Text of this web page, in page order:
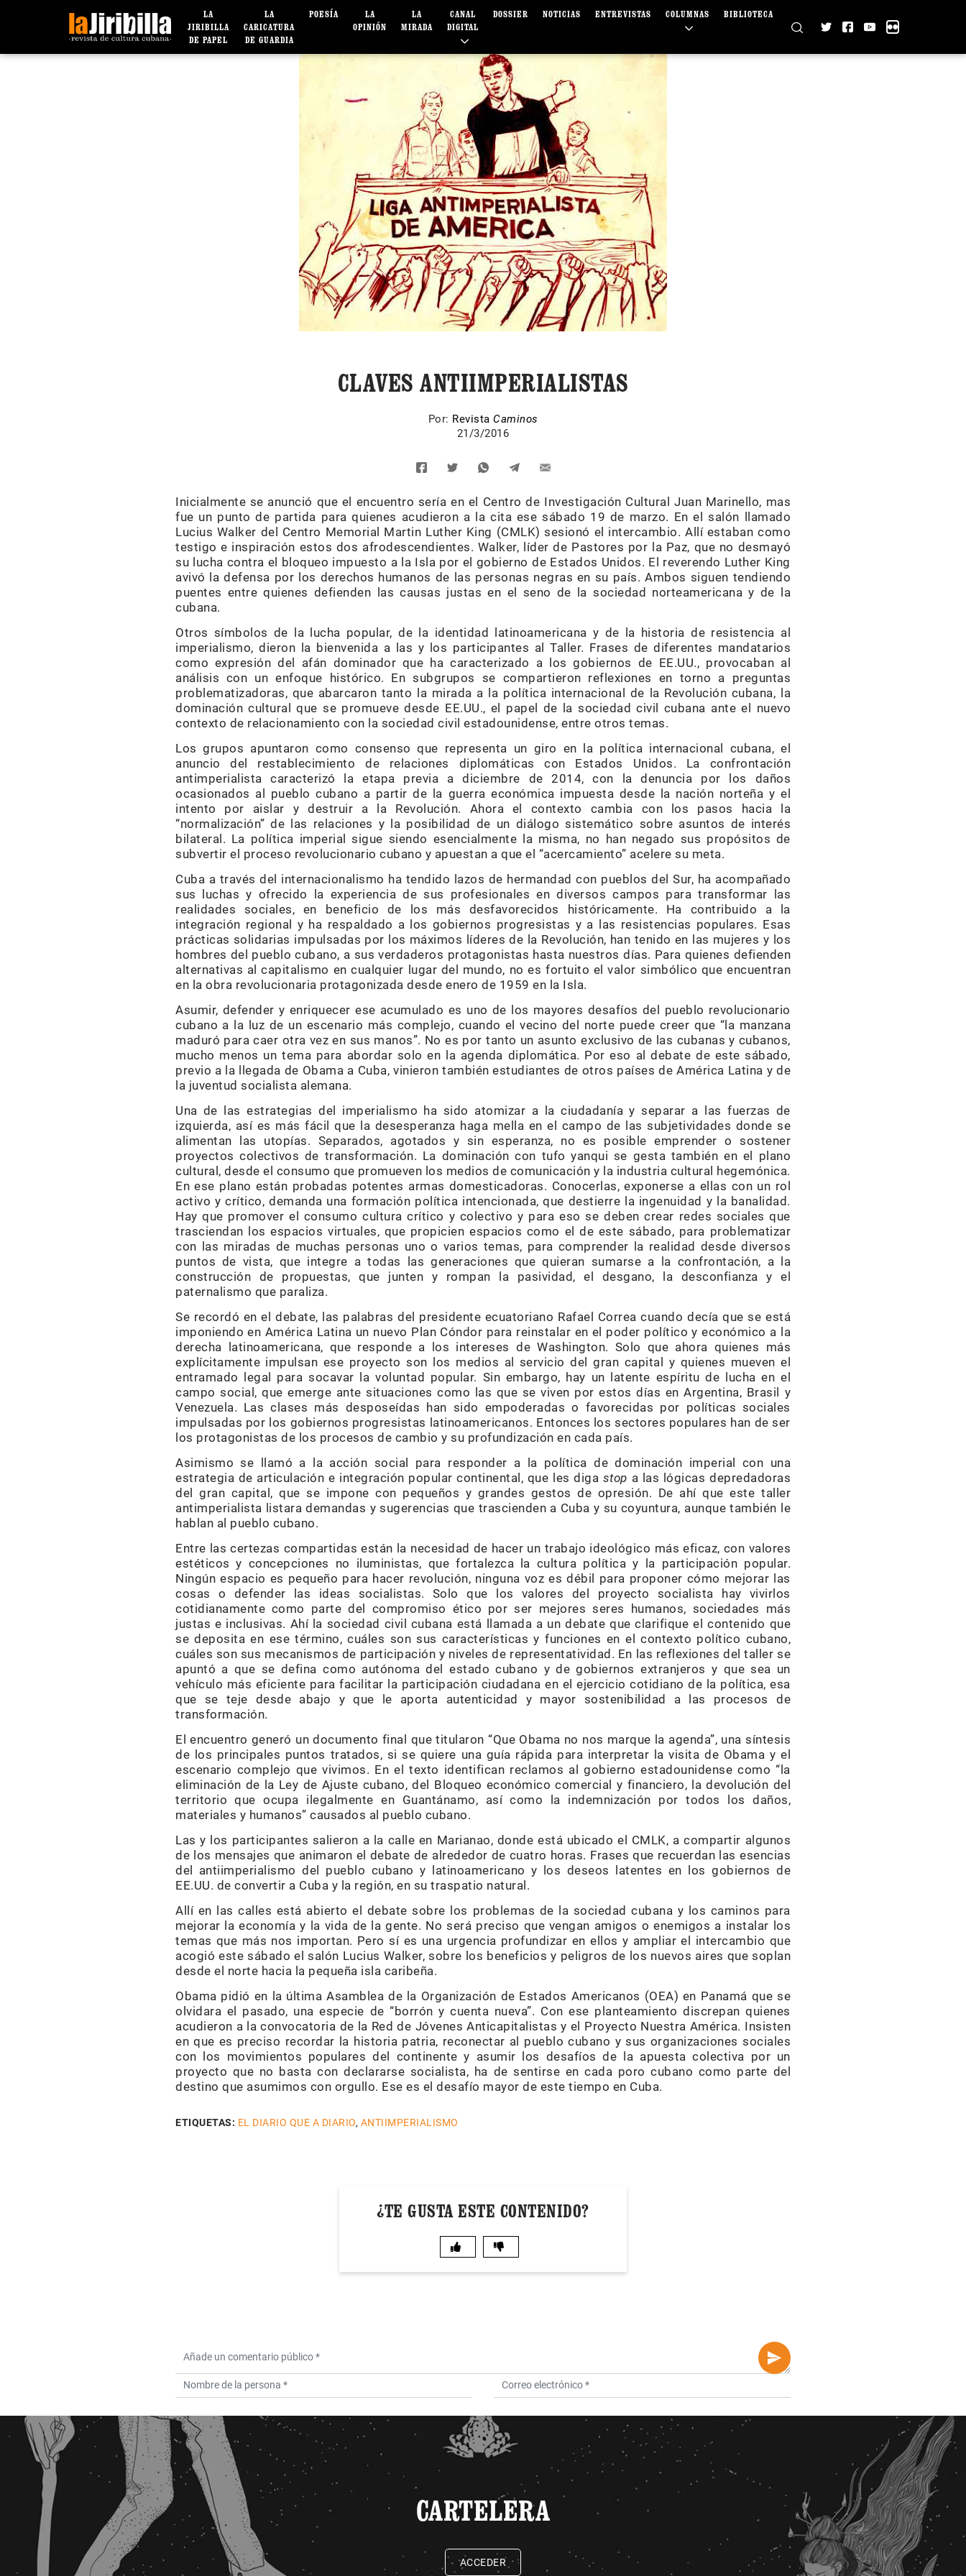
LA
JIRIBILLA
DE PAPEL
LA
CARICATURA
DE GUARDIA
POESÍA
LA
OPINIÓN
LA
MIRADA
CANAL
DIGITAL
DOSSIER NOTICIAS ENTREVISTAS COLUMNAS BIBLIOTECA
CLAVES ANTIIMPERIALISTAS
Por: Revista Caminos
21/3/2016
Inicialmente se anunció que el encuentro sería en el Centro de Investigación Cultural Juan Marinello, mas
fue un punto de partida para quienes acudieron a la cita ese sábado 19 de marzo. En el salón llamado
Lucius Walker del Centro Memorial Martin Luther King (CMLK) sesionó el intercambio. Allí estaban como
testigo e inspiración estos dos afrodescendientes. Walker, líder de Pastores por la Paz, que no desmayó
su lucha contra el bloqueo impuesto a la Isla por el gobierno de Estados Unidos. El reverendo Luther King
avivó la defensa por los derechos humanos de las personas negras en su país. Ambos siguen tendiendo
puentes entre quienes defienden las causas justas en el seno de la sociedad norteamericana y de la
cubana.
Otros símbolos de la lucha popular, de la identidad latinoamericana y de la historia de resistencia al
imperialismo, dieron la bienvenida a las y los participantes al Taller. Frases de diferentes mandatarios
como expresión del afán dominador que ha caracterizado a los gobiernos de EE.UU., provocaban al
análisis con un enfoque histórico. En subgrupos se compartieron reflexiones en torno a preguntas
problematizadoras, que abarcaron tanto la mirada a la política internacional de la Revolución cubana, la
dominación cultural que se promueve desde EE.UU., el papel de la sociedad civil cubana ante el nuevo
contexto de relacionamiento con la sociedad civil estadounidense, entre otros temas.
Los grupos apuntaron como consenso que representa un giro en la política internacional cubana, el
anuncio del restablecimiento de relaciones diplomáticas con Estados Unidos. La confrontación
antimperialista caracterizó la etapa previa a diciembre de 2014, con la denuncia por los daños
ocasionados al pueblo cubano a partir de la guerra económica impuesta desde la nación norteña y el
intento por aislar y destruir a la Revolución. Ahora el contexto cambia con los pasos hacia la
“normalización” de las relaciones y la posibilidad de un diálogo sistemático sobre asuntos de interés
bilateral. La política imperial sigue siendo esencialmente la misma, no han negado sus propósitos de
subvertir el proceso revolucionario cubano y apuestan a que el “acercamiento” acelere su meta.
Cuba a través del internacionalismo ha tendido lazos de hermandad con pueblos del Sur, ha acompañado
sus luchas y ofrecido la experiencia de sus profesionales en diversos campos para transformar las
realidades sociales, en beneficio de los más desfavorecidos históricamente. Ha contribuido a la
integración regional y ha respaldado a los gobiernos progresistas y a las resistencias populares. Esas
prácticas solidarias impulsadas por los máximos líderes de la Revolución, han tenido en las mujeres y los
hombres del pueblo cubano, a sus verdaderos protagonistas hasta nuestros días. Para quienes defienden
alternativas al capitalismo en cualquier lugar del mundo, no es fortuito el valor simbólico que encuentran
en la obra revolucionaria protagonizada desde enero de 1959 en la Isla.
Asumir, defender y enriquecer ese acumulado es uno de los mayores desafíos del pueblo revolucionario
cubano a la luz de un escenario más complejo, cuando el vecino del norte puede creer que “la manzana
maduró para caer otra vez en sus manos”. No es por tanto un asunto exclusivo de las cubanas y cubanos,
mucho menos un tema para abordar solo en la agenda diplomática. Por eso al debate de este sábado,
previo a la llegada de Obama a Cuba, vinieron también estudiantes de otros países de América Latina y de
la juventud socialista alemana.
Una de las estrategias del imperialismo ha sido atomizar a la ciudadanía y separar a las fuerzas de
izquierda, así es más fácil que la desesperanza haga mella en el campo de las subjetividades donde se
alimentan las utopías. Separados, agotados y sin esperanza, no es posible emprender o sostener
proyectos colectivos de transformación. La dominación con tufo yanqui se gesta también en el plano
cultural, desde el consumo que promueven los medios de comunicación y la industria cultural hegemónica.
En ese plano están probadas potentes armas domesticadoras. Conocerlas, exponerse a ellas con un rol
activo y crítico, demanda una formación política intencionada, que destierre la ingenuidad y la banalidad.
Hay que promover el consumo cultura crítico y colectivo y para eso se deben crear redes sociales que
trasciendan los espacios virtuales, que propicien espacios como el de este sábado, para problematizar
con las miradas de muchas personas uno o varios temas, para comprender la realidad desde diversos
puntos de vista, que integre a todas las generaciones que quieran sumarse a la confrontación, a la
construcción de propuestas, que junten y rompan la pasividad, el desgano, la desconfianza y el
paternalismo que paraliza.
Se recordó en el debate, las palabras del presidente ecuatoriano Rafael Correa cuando decía que se está
imponiendo en América Latina un nuevo Plan Cóndor para reinstalar en el poder político y económico a la
derecha latinoamericana, que responde a los intereses de Washington. Solo que ahora quienes más
explícitamente impulsan ese proyecto son los medios al servicio del gran capital y quienes mueven el
entramado legal para socavar la voluntad popular. Sin embargo, hay un latente espíritu de lucha en el
campo social, que emerge ante situaciones como las que se viven por estos días en Argentina, Brasil y
Venezuela. Las clases más desposeídas han sido empoderadas o favorecidas por políticas sociales
impulsadas por los gobiernos progresistas latinoamericanos. Entonces los sectores populares han de ser
los protagonistas de los procesos de cambio y su profundización en cada país.
Asimismo se llamó a la acción social para responder a la política de dominación imperial con una
estrategia de articulación e integración popular continental, que les diga stop a las lógicas depredadoras
del gran capital, que se impone con pequeños y grandes gestos de opresión. De ahí que este taller
antimperialista listara demandas y sugerencias que trascienden a Cuba y su coyuntura, aunque también le
hablan al pueblo cubano.
Entre las certezas compartidas están la necesidad de hacer un trabajo ideológico más eficaz, con valores
estéticos y concepciones no iluministas, que fortalezca la cultura política y la participación popular.
Ningún espacio es pequeño para hacer revolución, ninguna voz es débil para proponer cómo mejorar las
cosas o defender las ideas socialistas. Solo que los valores del proyecto socialista hay vivirlos
cotidianamente como parte del compromiso ético por ser mejores seres humanos, sociedades más
justas e inclusivas. Ahí la sociedad civil cubana está llamada a un debate que clarifique el contenido que
se deposita en ese término, cuáles son sus características y funciones en el contexto político cubano,
cuáles son sus mecanismos de participación y niveles de representatividad. En las reflexiones del taller se
apuntó a que se defina como autónoma del estado cubano y de gobiernos extranjeros y que sea un
vehículo más eficiente para facilitar la participación ciudadana en el ejercicio cotidiano de la política, esa
que se teje desde abajo y que le aporta autenticidad y mayor sostenibilidad a las procesos de
transformación.
El encuentro generó un documento final que titularon “Que Obama no nos marque la agenda”, una síntesis
de los principales puntos tratados, si se quiere una guía rápida para interpretar la visita de Obama y el
escenario complejo que vivimos. En el texto identifican reclamos al gobierno estadounidense como “la
eliminación de la Ley de Ajuste cubano, del Bloqueo económico comercial y financiero, la devolución del
territorio que ocupa ilegalmente en Guantánamo, así como la indemnización por todos los daños,
materiales y humanos” causados al pueblo cubano.
Las y los participantes salieron a la calle en Marianao, donde está ubicado el CMLK, a compartir algunos
de los mensajes que animaron el debate de alrededor de cuatro horas. Frases que recuerdan las esencias
del antiimperialismo del pueblo cubano y latinoamericano y los deseos latentes en los gobiernos de
EE.UU. de convertir a Cuba y la región, en su traspatio natural.
Allí en las calles está abierto el debate sobre los problemas de la sociedad cubana y los caminos para
mejorar la economía y la vida de la gente. No será preciso que vengan amigos o enemigos a instalar los
temas que más nos importan. Pero sí es una urgencia profundizar en ellos y ampliar el intercambio que
acogió este sábado el salón Lucius Walker, sobre los beneficios y peligros de los nuevos aires que soplan
desde el norte hacia la pequeña isla caribeña.
Obama pidió en la última Asamblea de la Organización de Estados Americanos (OEA) en Panamá que se
olvidara el pasado, una especie de “borrón y cuenta nueva”. Con ese planteamiento discrepan quienes
acudieron a la convocatoria de la Red de Jóvenes Anticapitalistas y el Proyecto Nuestra América. Insisten
en que es preciso recordar la historia patria, reconectar al pueblo cubano y sus organizaciones sociales
con los movimientos populares del continente y asumir los desafíos de la apuesta colectiva por un
proyecto que no basta con declararse socialista, ha de sentirse en cada poro cubano como parte del
destino que asumimos con orgullo. Ese es el desafío mayor de este tiempo en Cuba.
ETIQUETAS: EL DIARIO QUE A DIARIO, ANTIIMPERIALISMO
¿TE GUSTA ESTE CONTENIDO?
CARTELERA
ACCEDER